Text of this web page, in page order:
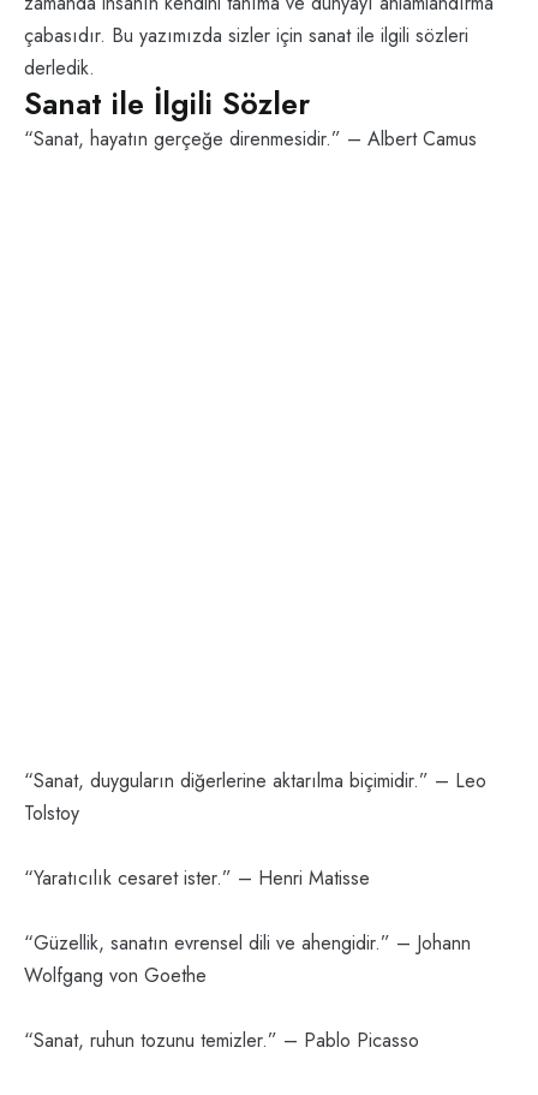
çabasıdır. Bu yazımızda sizler için sanat ile ilgili sözleri
derledik.
Sanat ile İlgili Sözler
“Sanat, hayatın gerçeğe direnmesidir.” – Albert Camus
“Sanat, duyguların diğerlerine aktarılma biçimidir.” – Leo
Tolstoy
“Yaratıcılık cesaret ister.” – Henri Matisse
“Güzellik, sanatın evrensel dili ve ahengidir.” – Johann
Wolfgang von Goethe
“Sanat, ruhun tozunu temizler.” – Pablo Picasso